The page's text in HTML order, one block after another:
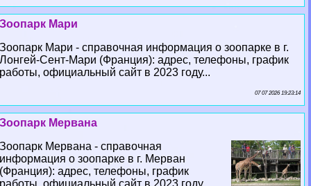
Зоопарк Мари
Зоопарк Мари - справочная информация о зоопарке в г.
Лонгeй-Сент-Мари (Франция): адрес, телефоны, график
работы, официальный сайт в 2023 году...
07 07 2026 19:23:14
Зоопарк Мервана
Зоопарк Мервана - справочная
информация о зоопарке в г. Мерван
(Франция): адрес, телефоны, график
работы, официальный сайт в 2023 году...